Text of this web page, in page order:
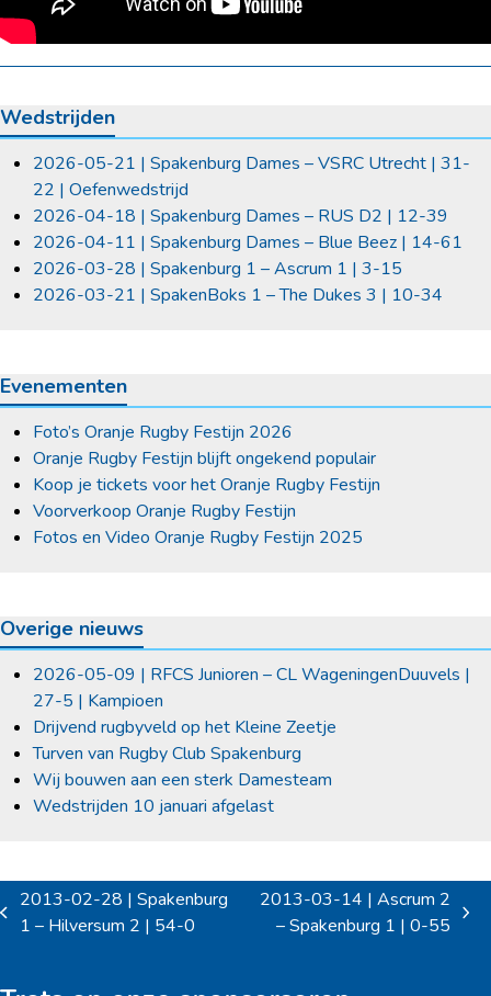
Wedstrijden
2026-05-21 | Spakenburg Dames – VSRC Utrecht | 31-
22 | Oefenwedstrijd
2026-04-18 | Spakenburg Dames – RUS D2 | 12-39
2026-04-11 | Spakenburg Dames – Blue Beez | 14-61
2026-03-28 | Spakenburg 1 – Ascrum 1 | 3-15
2026-03-21 | SpakenBoks 1 – The Dukes 3 | 10-34
Evenementen
Foto’s Oranje Rugby Festijn 2026
Oranje Rugby Festijn blijft ongekend populair
Koop je tickets voor het Oranje Rugby Festijn
Voorverkoop Oranje Rugby Festijn
Fotos en Video Oranje Rugby Festijn 2025
Overige nieuws
2026-05-09 | RFCS Junioren – CL WageningenDuuvels |
27-5 | Kampioen
Drijvend rugbyveld op het Kleine Zeetje
Turven van Rugby Club Spakenburg
Wij bouwen aan een sterk Damesteam
Wedstrijden 10 januari afgelast
previous
2013-02-28 | Spakenburg
1 – Hilversum 2 | 54-0
next
2013-03-14 | Ascrum 2
– Spakenburg 1 | 0-55